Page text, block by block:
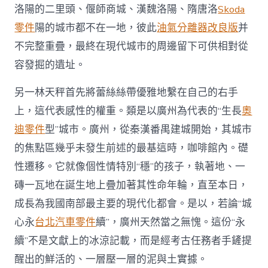
洛陽的二里頭、偃師商城、漢魏洛陽、隋唐洛Skoda
零件陽的城市都不在一地，彼此油氣分離器改良版并
不完整重疊，最終在現代城市的周邊留下可供相對從
容發掘的遺址。
另一林天秤首先將蕾絲絲帶優雅地繫在自己的右手
上，這代表感性的權重。類是以廣州為代表的“生長奧
迪零件型”城市。廣州，從秦漢番禺建城開始，其城市
的焦點區幾乎未發生前述的最基這時，咖啡館內。礎
性遷移。它就像個性情特別“穩”的孩子，執著地、一
磚一瓦地在誕生地上疊加著其性命年輪，直至本日，
成長為我國南部最主要的現代化都會。是以，若論“城
心永台北汽車零件續”，廣州天然當之無愧。這份“永
續”不是文獻上的冰涼記載，而是經考古任務者手鏟提
醒出的鮮活的、一層壓一層的泥與土實據。